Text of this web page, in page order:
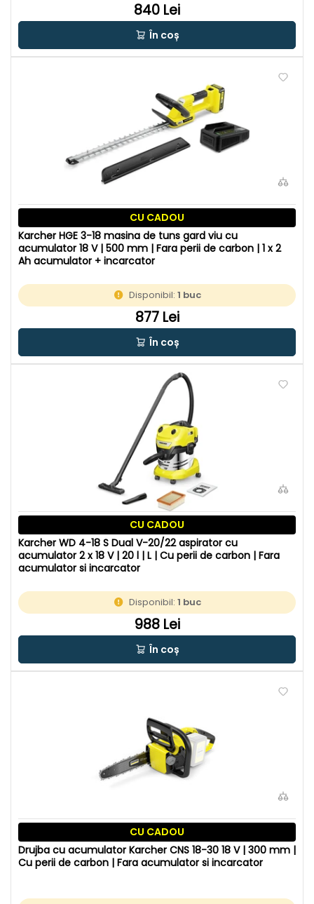
840 Lei
În coș
CU CADOU
Karcher HGE 3-18 masina de tuns gard viu cu
acumulator 18 V | 500 mm | Fara perii de carbon | 1 x 2
Ah acumulator + incarcator
Disponibil:1 buc
877 Lei
În coș
CU CADOU
Karcher WD 4-18 S Dual V-20/22 aspirator cu
acumulator 2 x 18 V | 20 l | L | Cu perii de carbon | Fara
acumulator si incarcator
Disponibil:1 buc
988 Lei
În coș
CU CADOU
Drujba cu acumulator Karcher CNS 18-30 18 V | 300 mm |
Cu perii de carbon | Fara acumulator si incarcator